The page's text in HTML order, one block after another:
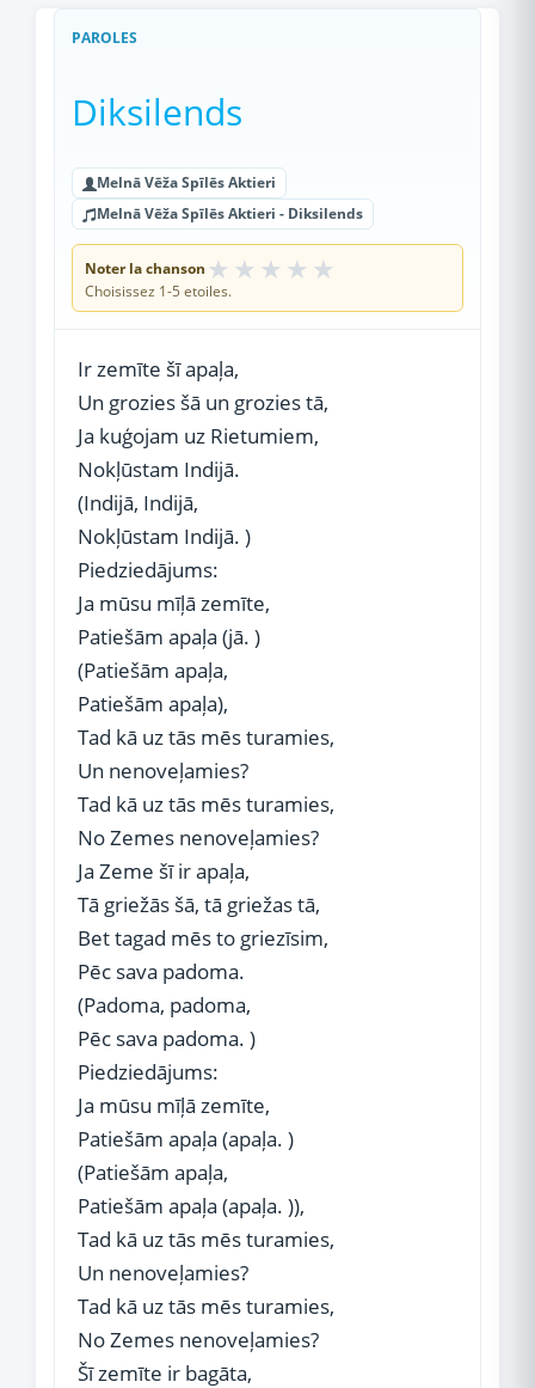
PAROLES
Diksilends
Melnā Vēža Spīlēs Aktieri
Melnā Vēža Spīlēs Aktieri - Diksilends
Noter la chanson ★ ★ ★ ★ ★
Choisissez 1-5 etoiles.
Ir zemīte šī apaļa,
Un grozies šā un grozies tā,
Ja kuģojam uz Rietumiem,
Nokļūstam Indijā.
(Indijā, Indijā,
Nokļūstam Indijā. )
Piedziedājums:
Ja mūsu mīļā zemīte,
Patiešām apaļa (jā. )
(Patiešām apaļa,
Patiešām apaļa),
Tad kā uz tās mēs turamies,
Un nenoveļamies?
Tad kā uz tās mēs turamies,
No Zemes nenoveļamies?
Ja Zeme šī ir apaļa,
Tā griežās šā, tā griežas tā,
Bet tagad mēs to griezīsim,
Pēc sava padoma.
(Padoma, padoma,
Pēc sava padoma. )
Piedziedājums:
Ja mūsu mīļā zemīte,
Patiešām apaļa (apaļa. )
(Patiešām apaļa,
Patiešām apaļa (apaļa. )),
Tad kā uz tās mēs turamies,
Un nenoveļamies?
Tad kā uz tās mēs turamies,
No Zemes nenoveļamies?
Šī zemīte ir bagāta,